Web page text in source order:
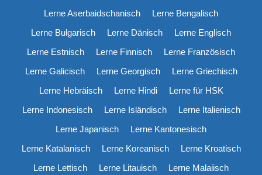
Lerne Aserbaidschanisch
Lerne Bengalisch
Lerne Bulgarisch
Lerne Dänisch
Lerne Englisch
Lerne Estnisch
Lerne Finnisch
Lerne Französisch
Lerne Galicisch
Lerne Georgisch
Lerne Griechisch
Lerne Hebräisch
Lerne Hindi
Lerne für HSK
Lerne Indonesisch
Lerne Isländisch
Lerne Italienisch
Lerne Japanisch
Lerne Kantonesisch
Lerne Katalanisch
Lerne Koreanisch
Lerne Kroatisch
Lerne Lettisch
Lerne Litauisch
Lerne Malaiisch